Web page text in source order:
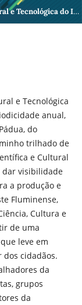
Congresso de Divulgação Científica, Cultural e Tecnológica do IFF Pádua
e Tecnológica
anual,
do
trilhado de
e Cultural
dar visibilidade
a produção e
Fluminense,
Cultura e
de uma
leve em
dos cidadãos.
da
grupos
da